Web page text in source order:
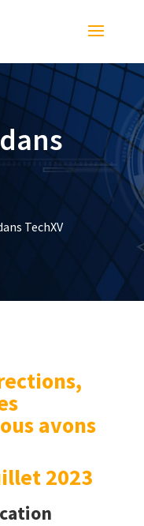
TechXV
avons
2023